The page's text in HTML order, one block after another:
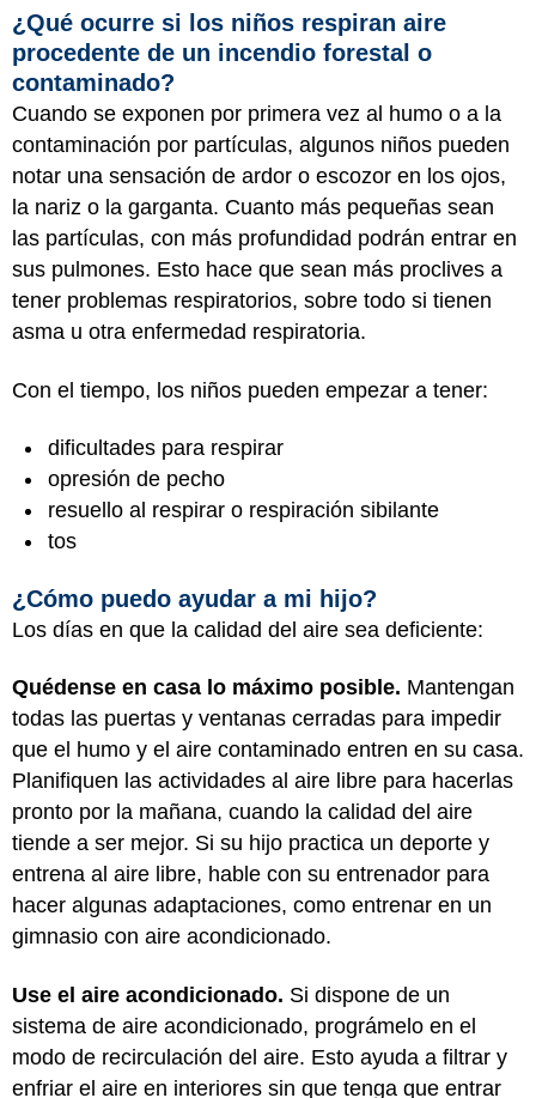
¿Qué ocurre si los niños respiran aire
procedente de un incendio forestal o
contaminado?
Cuando se exponen por primera vez al humo o a la
contaminación por partículas, algunos niños pueden
notar una sensación de ardor o escozor en los ojos,
la nariz o la garganta. Cuanto más pequeñas sean
las partículas, con más profundidad podrán entrar en
sus pulmones. Esto hace que sean más proclives a
tener problemas respiratorios, sobre todo si tienen
asma u otra enfermedad respiratoria.
Con el tiempo, los niños pueden empezar a tener:
dificultades para respirar
opresión de pecho
resuello al respirar o respiración sibilante
tos
¿Cómo puedo ayudar a mi hijo?
Los días en que la calidad del aire sea deficiente:
Quédense en casa lo máximo posible. Mantengan
todas las puertas y ventanas cerradas para impedir
que el humo y el aire contaminado entren en su casa.
Planifiquen las actividades al aire libre para hacerlas
pronto por la mañana, cuando la calidad del aire
tiende a ser mejor. Si su hijo practica un deporte y
entrena al aire libre, hable con su entrenador para
hacer algunas adaptaciones, como entrenar en un
gimnasio con aire acondicionado.
Use el aire acondicionado. Si dispone de un
sistema de aire acondicionado, prográmelo en el
modo de recirculación del aire. Esto ayuda a filtrar y
enfriar el aire en interiores sin que tenga que entrar